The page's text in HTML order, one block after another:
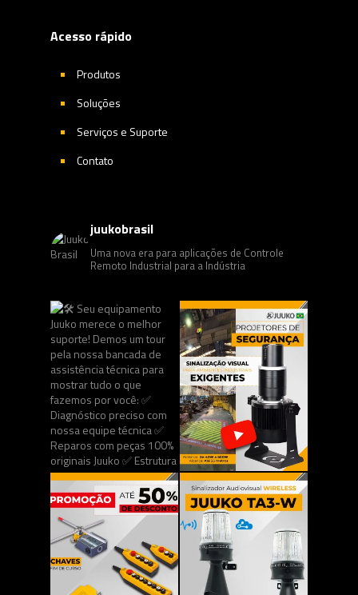
Acesso rápido
Produtos
Soluções
Serviços e Suporte
Contato
juukobrasil
Uma nova era para aplicações de Controle
Remoto Industrial para a Indústria